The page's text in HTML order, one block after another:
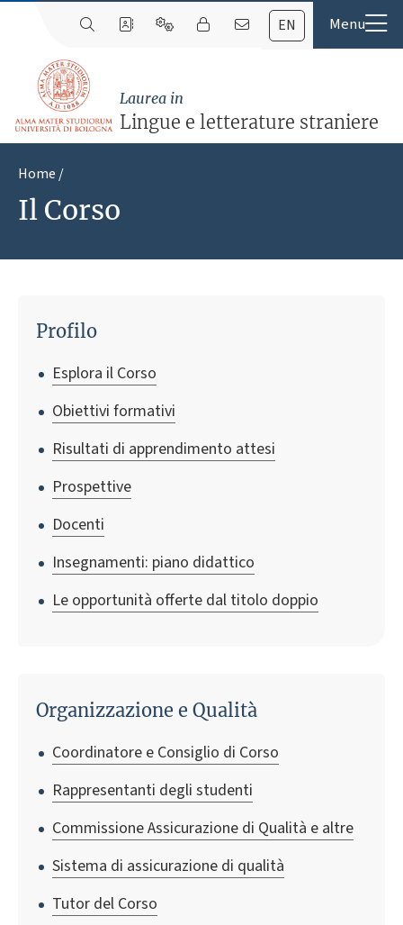
EN
Laurea in
Lingue e letterature straniere
Home
Il Corso
Profilo
Esplora il Corso
Obiettivi formativi
Risultati di apprendimento attesi
Prospettive
Docenti
Insegnamenti: piano didattico
Le opportunità offerte dal titolo doppio
Organizzazione e Qualità
Coordinatore e Consiglio di Corso
Rappresentanti degli studenti
Commissione Assicurazione di Qualità e altre
Sistema di assicurazione di qualità
Tutor del Corso